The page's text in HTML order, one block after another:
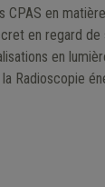
CPAS en
en regard de
en
Radioscopie